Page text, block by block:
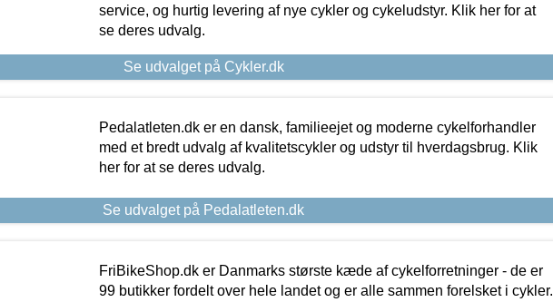
service, og hurtig levering af nye cykler og cykeludstyr. Klik her for at
se deres udvalg.
Se udvalget på Cykler.dk
Pedalatleten.dk er en dansk, familieejet og moderne cykelforhandler
med et bredt udvalg af kvalitetscykler og udstyr til hverdagsbrug. Klik
her for at se deres udvalg.
Se udvalget på Pedalatleten.dk
FriBikeShop.dk er Danmarks største kæde af cykelforretninger - de er
99 butikker fordelt over hele landet og er alle sammen forelsket i cykler.